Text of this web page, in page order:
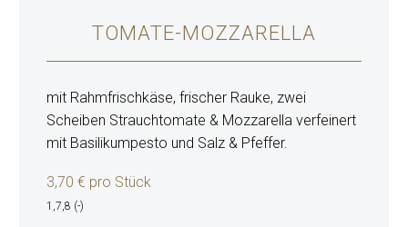
TOMATE-MOZZARELLA
mit Rahmfrischkäse, frischer Rauke, zwei
Scheiben Strauchtomate & Mozzarella verfeinert
mit Basilikumpesto und Salz & Pfeffer.
3,70 € pro Stück
1,7,8 (-)